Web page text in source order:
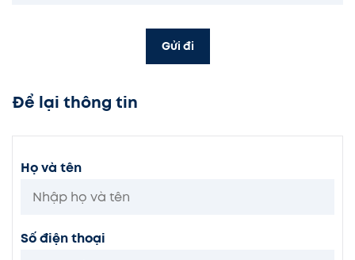
Gửi đi
Để lại thông tin
Họ và tên
Số điện thoại